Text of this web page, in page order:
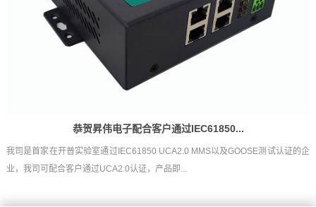
恭贺昇伟电子配合客户通过IEC61850...
我司是首家在开普实验室通过IEC61850 UCA2.0 MMS以及GOOSE测试认证的企
业，我司可配合客户通过UCA2.0认证，产品即...